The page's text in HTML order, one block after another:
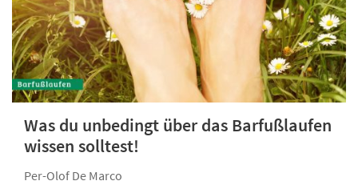
Was du unbedingt über das Barfußlaufen
wissen solltest!
Per-Olof De Marco